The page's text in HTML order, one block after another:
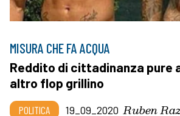
MISURA CHE FA ACQUA
Reddito di cittadinanza pure
altro flop grillino
POLITICA 19_09_2020 Ruben